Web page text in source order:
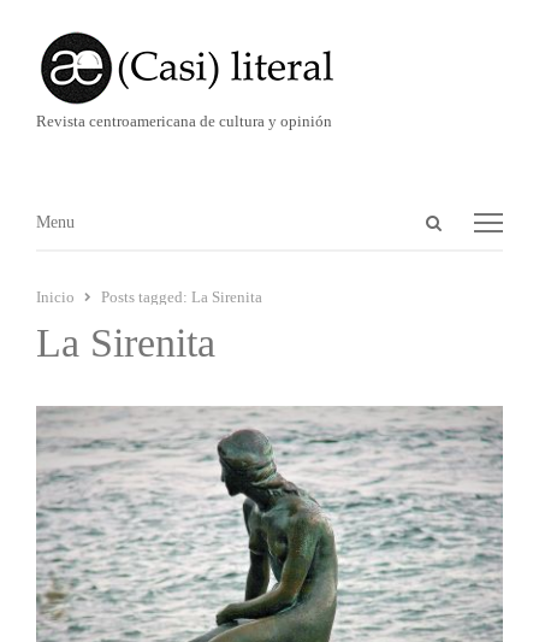
Revista centroamericana de cultura y opinión
Abrir
Menú
Menu
Inicio Posts tagged: La Sirenita
La Sirenita